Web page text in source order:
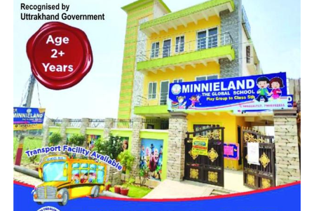
मिलेगा परिवार जैसा घर!
महिला सशक्तिकरण एवं बाल विकास विभाग की ओर से इसके लिए ‘आलंबन
गांव’ विकसित करने की योजना तैयार की जा रही है। इस योजना का उद्देश्य
नारी निकेतन में रहने वाली महिलाओं और बच्चों को सुरक्षित माहौल के साथ-
साथ घर जैसा अपनापन और स्वतंत्रता देना है।
उत्तराखंड में बन रहा ‘आलंबन गांव’
महिला सशक्तिकरण एवं बाल विकास विभागके निदेशक आईएएस बंशीलाल
राणा के मुताबिक, नारी निकेतन में आने वाली कई महिलाएं और बच्चे खुद को
एक बंद संस्थान या जेल जैसी जगह पर महसूस करते हैं। यही वजह है कि